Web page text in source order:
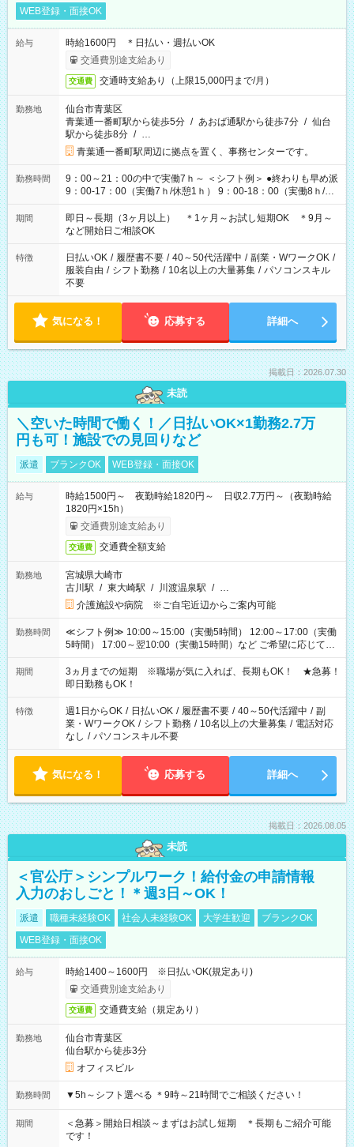
WEB登録・面接OK
給与
時給1600円 ＊日払い・週払いOK
交通費別途支給あり
交通費 交通時支給あり（上限15,000円まで/月）
勤務地
仙台市青葉区
青葉通一番町駅から徒歩5分 / あおば通駅から徒歩7分 / 仙台
駅から徒歩8分 / …
青葉通一番町駅周辺に拠点を置く、事務センターです。
勤務時間
9：00～21：00の中で実働7ｈ～ ＜シフト例＞ ●終わりも早め派
9：00-17：00（実働7ｈ/休憩1ｈ） 9：00-18：00（実働8ｈ/休
憩1ｈ） 10：00-19：00（実働8ｈ/休憩1ｈ） ●朝ゆっくり派
11：00-20：00（実働8ｈ/休憩1ｈ） 12：00-20：00（実働7ｈ/
休憩1ｈ） 12：00-21：00（実働8ｈ/休憩1ｈ） 13：00-22：
00（実働8ｈ/休憩1ｈ） ＊時間帯固定OK
期間
即日～長期（3ヶ月以上） ＊1ヶ月～お試し短期OK ＊9月～
など開始日ご相談OK
特徴 日払いOK / 履歴書不要 / 40～50代活躍中 / 副業・WワークOK /
服装自由 / シフト勤務 / 10名以上の大量募集 / パソコンスキル
不要
気になる！ 応募する 詳細へ
掲載日：2026.07.30
未読
＼空いた時間で働く！／日払いOK×1勤務2.7万
円も可！施設での見回りなど
派遣 ブランクOK WEB登録・面接OK
給与
時給1500円～ 夜勤時給1820円～ 日収2.7万円～（夜勤時給
1820円×15h）
交通費別途支給あり
交通費 交通費全額支給
勤務地
宮城県大崎市
古川駅 / 東大崎駅 / 川渡温泉駅 / …
介護施設や病院 ※ご自宅近辺からご案内可能
勤務時間
≪シフト例≫ 10:00～15:00（実働5時間） 12:00～17:00（実働
5時間） 17:00～翌10:00（実働15時間）など ご希望に応じて、
働く時間は調整できます！ お気軽に担当へ相談ください！
期間
3ヵ月までの短期 ※職場が気に入れば、長期もOK！ ★急募！
即日勤務もOK！
特徴 週1日からOK / 日払いOK / 履歴書不要 / 40～50代活躍中 / 副
業・WワークOK / シフト勤務 / 10名以上の大量募集 / 電話対応
なし / パソコンスキル不要
気になる！ 応募する 詳細へ
掲載日：2026.08.05
未読
＜官公庁＞シンプルワーク！給付金の申請情報
入力のおしごと！＊週3日～OK！
派遣 職種未経験OK 社会人未経験OK 大学生歓迎
ブランクOK
WEB登録・面接OK
給与
時給1400～1600円 ※日払いOK(規定あり)
交通費別途支給あり
交通費 交通費支給（規定あり）
勤務地
仙台市青葉区
仙台駅から徒歩3分
オフィスビル
勤務時間 ▼5h～シフト選べる ＊9時～21時間でご相談ください！
期間
＜急募＞開始日相談～まずはお試し短期 ＊長期もご紹介可能
です！